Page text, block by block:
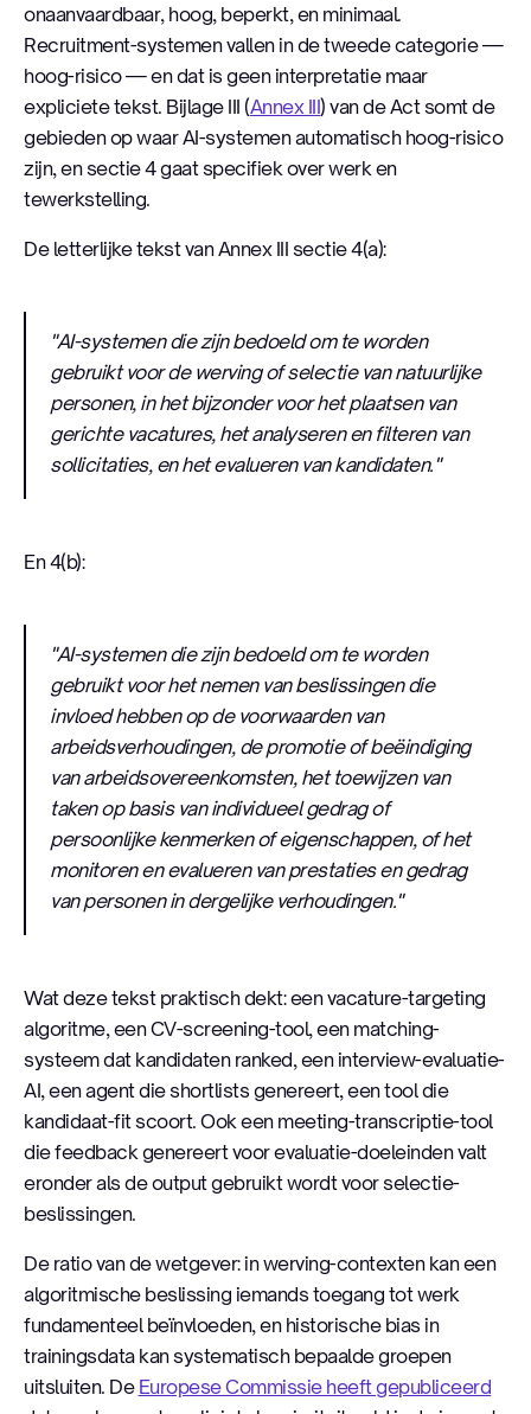
onaanvaardbaar, hoog, beperkt, en minimaal.
Recruitment-systemen vallen in de tweede categorie —
hoog-risico — en dat is geen interpretatie maar
expliciete tekst. Bijlage III (Annex III) van de Act somt de
gebieden op waar AI-systemen automatisch hoog-risico
zijn, en sectie 4 gaat specifiek over werk en
tewerkstelling.
De letterlijke tekst van Annex III sectie 4(a):
"AI-systemen die zijn bedoeld om te worden
gebruikt voor de werving of selectie van natuurlijke
personen, in het bijzonder voor het plaatsen van
gerichte vacatures, het analyseren en filteren van
sollicitaties, en het evalueren van kandidaten."
En 4(b):
"AI-systemen die zijn bedoeld om te worden
gebruikt voor het nemen van beslissingen die
invloed hebben op de voorwaarden van
arbeidsverhoudingen, de promotie of beëindiging
van arbeidsovereenkomsten, het toewijzen van
taken op basis van individueel gedrag of
persoonlijke kenmerken of eigenschappen, of het
monitoren en evalueren van prestaties en gedrag
van personen in dergelijke verhoudingen."
Wat deze tekst praktisch dekt: een vacature-targeting
algoritme, een CV-screening-tool, een matching-
systeem dat kandidaten ranked, een interview-evaluatie-
AI, een agent die shortlists genereert, een tool die
kandidaat-fit scoort. Ook een meeting-transcriptie-tool
die feedback genereert voor evaluatie-doeleinden valt
eronder als de output gebruikt wordt voor selectie-
beslissingen.
De ratio van de wetgever: in werving-contexten kan een
algoritmische beslissing iemands toegang tot werk
fundamenteel beïnvloeden, en historische bias in
trainingsdata kan systematisch bepaalde groepen
uitsluiten. De Europese Commissie heeft gepubliceerd